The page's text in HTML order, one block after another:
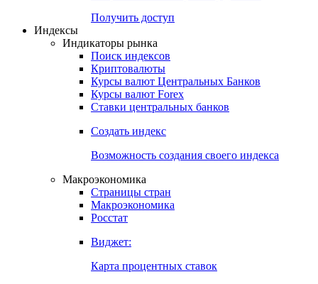
Получить доступ
Индексы
Индикаторы рынка
Поиск индексов
Криптовалюты
Курсы валют Центральных Банков
Курсы валют Forex
Ставки центральных банков
Создать индекс
Возможность создания своего индекса
Макроэкономика
Страницы стран
Макроэкономика
Росстат
Виджет:
Карта процентных ставок